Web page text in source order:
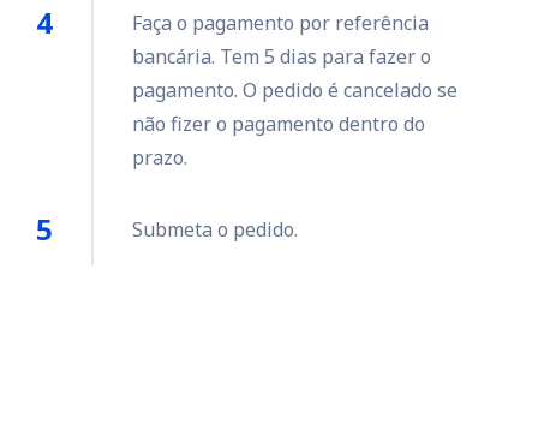
Faça o pagamento por referência
bancária. Tem 5 dias para fazer o
pagamento. O pedido é cancelado se
não fizer o pagamento dentro do
prazo.
Submeta o pedido.